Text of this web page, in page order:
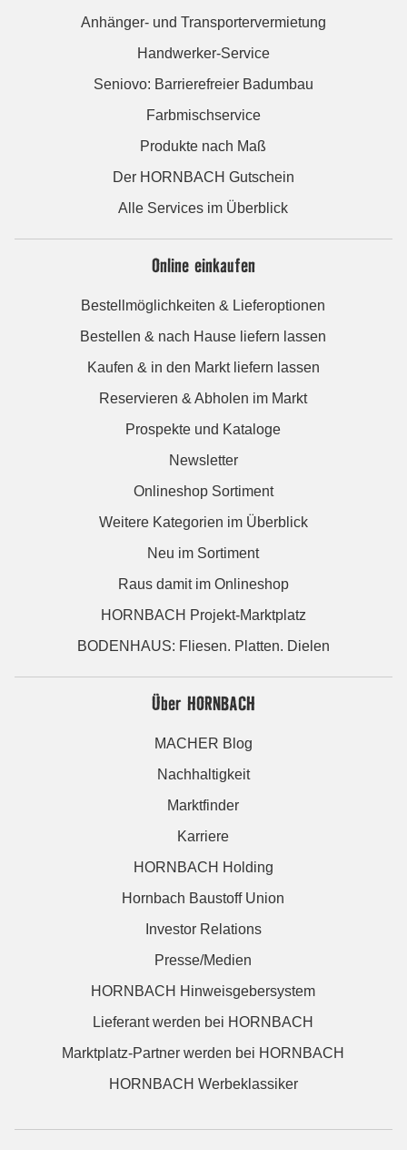
Anhänger- und Transportervermietung
Handwerker-Service
Seniovo: Barrierefreier Badumbau
Farbmischservice
Produkte nach Maß
Der HORNBACH Gutschein
Alle Services im Überblick
Online einkaufen
Bestellmöglichkeiten & Lieferoptionen
Bestellen & nach Hause liefern lassen
Kaufen & in den Markt liefern lassen
Reservieren & Abholen im Markt
Prospekte und Kataloge
Newsletter
Onlineshop Sortiment
Weitere Kategorien im Überblick
Neu im Sortiment
Raus damit im Onlineshop
HORNBACH Projekt-Marktplatz
BODENHAUS: Fliesen. Platten. Dielen
Über HORNBACH
MACHER Blog
Nachhaltigkeit
Marktfinder
Karriere
HORNBACH Holding
Hornbach Baustoff Union
Investor Relations
Presse/Medien
HORNBACH Hinweisgebersystem
Lieferant werden bei HORNBACH
Marktplatz-Partner werden bei HORNBACH
HORNBACH Werbeklassiker